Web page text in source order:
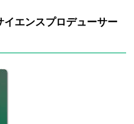
エンスプロデューサー